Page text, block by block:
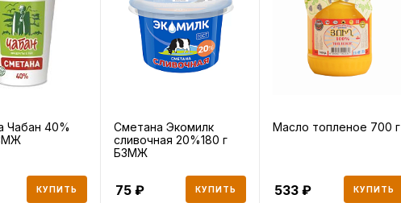
Чабан 40%
КУПИТЬ
Сметана Экомилк
сливочная 20%180 г
БЗМЖ
75 КУПИТЬ
Масло топленое 700 г
533 КУПИТЬ